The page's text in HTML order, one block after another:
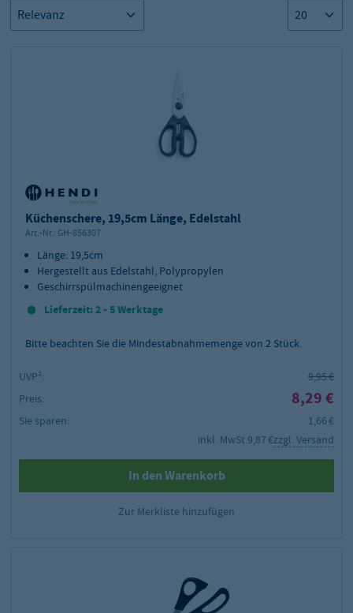
Küchenschere, 19,5cm Länge, Edelstahl
Art.-Nr.: GH-856307
Länge: 19,5cm
Hergestellt aus Edelstahl, Polypropylen
Geschirrspülmachinengeeignet
Lieferzeit: 2 - 5 Werktage
Bitte beachten Sie die Mindestabnahmemenge von 2 Stück.
UVP²:
9,95 €
Preis:
8,29 €
Sie sparen:
1,66 €
inkl. MwSt.9,87 €zzgl. Versand
In den Warenkorb
Zur Merkliste hinzufügen